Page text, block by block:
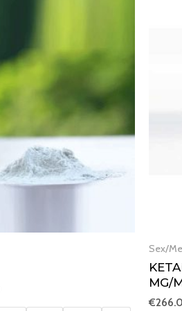
€2,250.00
Sex/
MG/
€